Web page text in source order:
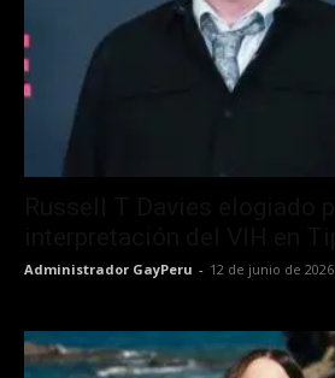
Administrador GayPeru - 12 de junio de 2026